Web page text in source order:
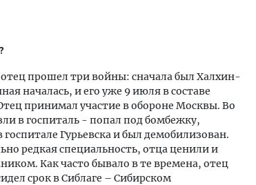
прошел три войны: сначала был Халхин-
началась, и его уже 9 июля в составе
принимал участие в обороне Москвы. Во
в госпиталь - попал под бомбежку,
Гурьевска и был демобилизован.
редкая специальность, отца ценили и
Как часто бывало в те времена, отец
срок в Сиблаге – Сибирском